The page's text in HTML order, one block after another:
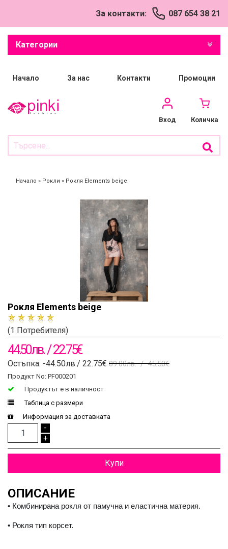
За контакти: 087 654 38 21
Категории
Начало За нас Контакти Промоции
Вход Количка
Начало » Рокли » Рокля Elements beige
Рокля Elements beige
(1 Потребителя)
44.50лв. / 22.75€
Остъпка: -44.50лв./ 22.75€ 89.00лв. / 45.50€
Продукт No: PF000201
Продуктът e в наличност
Таблица с размери
Информация за доставката
+
-
Купи
ОПИСАНИЕ
• Комбинирана рокля от памучна и еластична материя.
• Рокля тип корсет.